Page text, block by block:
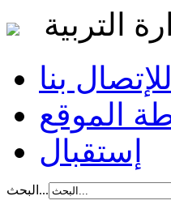
التربية
إستقبال
البحث...